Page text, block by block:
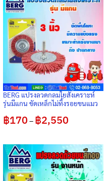
BERG แปรงลวดกลมใยสังเคราะห์
รุ่นมีแกน ขัดเหล็กไม่ทิ้งรอยขนแมว
฿170 – ฿2,550Price
range:
฿2,550